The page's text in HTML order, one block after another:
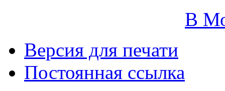
В
Версия для печати
Постоянная ссылка